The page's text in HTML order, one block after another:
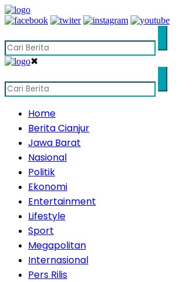
✖
Home
Berita Cianjur
Jawa Barat
Nasional
Politik
Ekonomi
Entertainment
Lifestyle
Sport
Megapolitan
Internasional
Pers Rilis